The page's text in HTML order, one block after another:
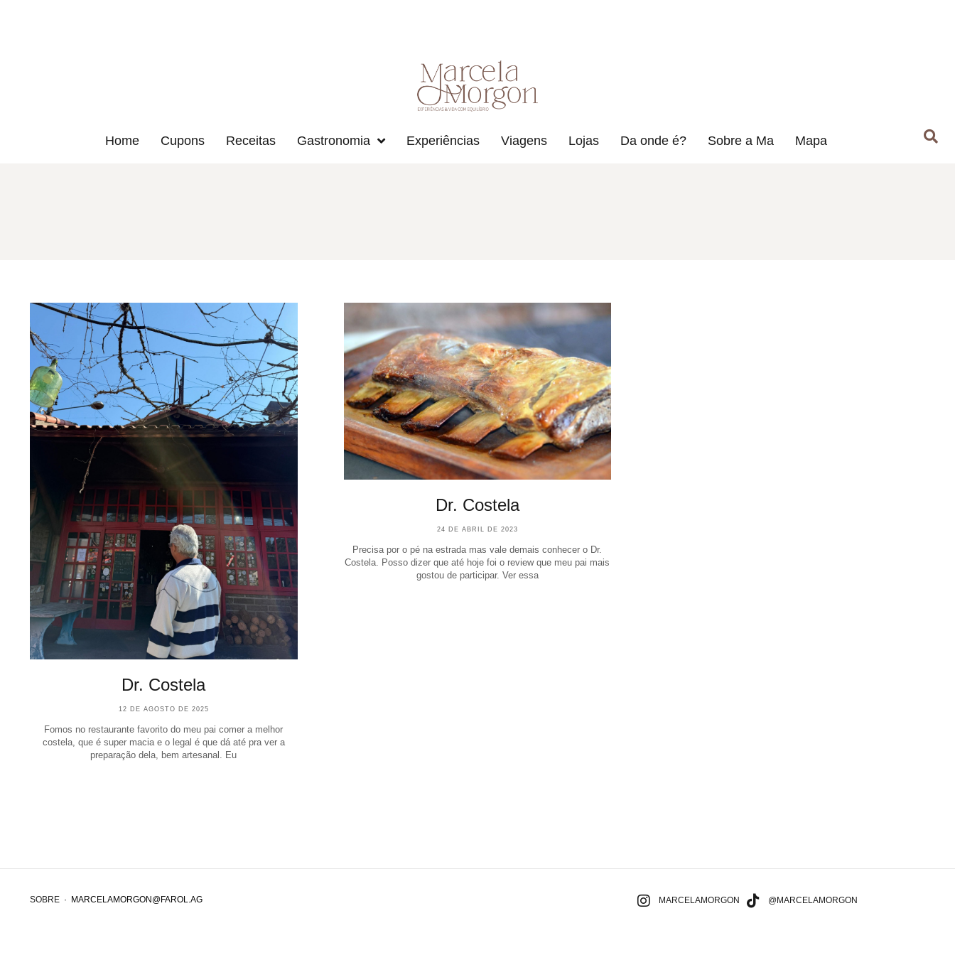
Home Cupons Receitas Gastronomia Experiências Viagens Lojas Da onde é? Sobre a Ma Mapa
Dr. Costela
12 DE AGOSTO DE 2025
Fomos no restaurante favorito do meu pai comer a melhor
costela, que é super macia e o legal é que dá até pra ver a
preparação dela, bem artesanal. Eu
Dr. Costela
24 DE ABRIL DE 2023
Precisa por o pé na estrada mas vale demais conhecer o Dr.
Costela. Posso dizer que até hoje foi o review que meu pai mais
gostou de participar. Ver essa
SOBRE · MARCELAMORGON@FAROL.AG MARCELAMORGON @MARCELAMORGON